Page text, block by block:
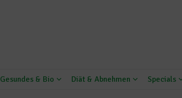
Gesundes & Bio Diät & Abnehmen Specials